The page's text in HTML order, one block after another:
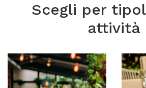
Scegli per
attività